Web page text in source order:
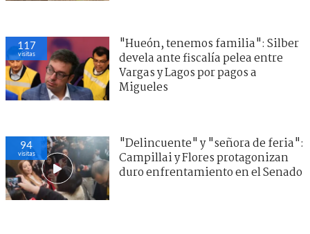
117
visitas
"Hueón, tenemos familia": Silber
devela ante fiscalía pelea entre
Vargas y Lagos por pagos a
Migueles
94
visitas
"Delincuente" y "señora de feria":
Campillai y Flores protagonizan
duro enfrentamiento en el Senado